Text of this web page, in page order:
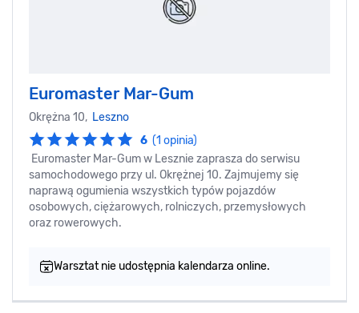
Euromaster Mar-Gum
Okrężna 10, Leszno
6 (1 opinia)
Euromaster Mar-Gum w Lesznie zaprasza do serwisu
samochodowego przy ul. Okrężnej 10. Zajmujemy się
naprawą ogumienia wszystkich typów pojazdów
osobowych, ciężarowych, rolniczych, przemysłowych
oraz rowerowych.
Warsztat nie udostępnia kalendarza online.